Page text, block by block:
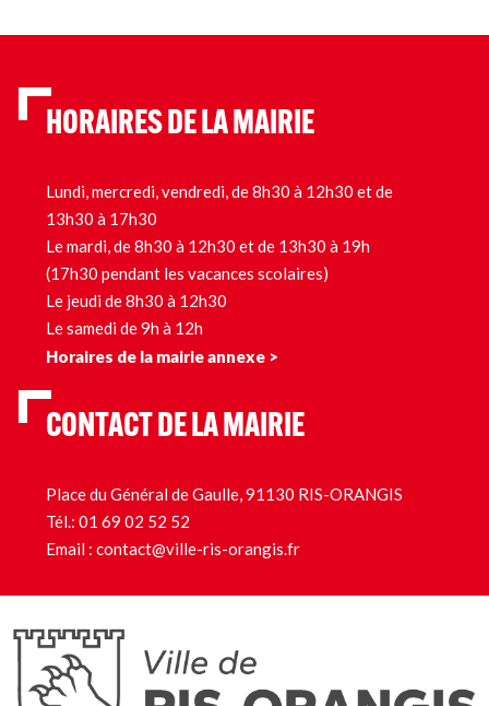
HORAIRES DE LA MAIRIE
Lundi, mercredi, vendredi, de 8h30 à 12h30 et de
13h30 à 17h30
Le mardi, de 8h30 à 12h30 et de 13h30 à 19h
(17h30 pendant les vacances scolaires)
Le jeudi de 8h30 à 12h30
Le samedi de 9h à 12h
Horaires de la mairie annexe >
CONTACT DE LA MAIRIE
Place du Général de Gaulle, 91130 RIS-ORANGIS
Tél.: 01 69 02 52 52
Email : contact@ville-ris-orangis.fr